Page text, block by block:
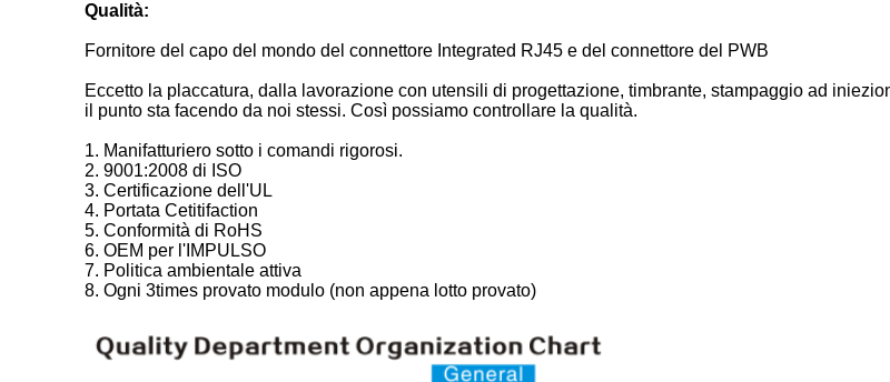
Qualità:
Fornitore del capo del mondo del connettore Integrated RJ45 e del connettore del PWB
Eccetto la placcatura, dalla lavorazione con utensili di progettazione, timbrante, stampaggio ad
il punto sta facendo da noi stessi. Così possiamo controllare la qualità.
1. Manifatturiero sotto i comandi rigorosi.
2. 9001:2008 di ISO
3. Certificazione dell'UL
4. Portata Cetitifaction
5. Conformità di RoHS
6. OEM per l'IMPULSO
7. Politica ambientale attiva
8. Ogni 3times provato modulo (non appena lotto provato)